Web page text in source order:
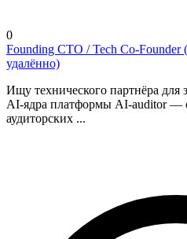
0
Founding CTO / Tech Co-
удалённо)
Ищу технического партнёра для
AI-ядра платформы AI-auditor —
аудиторских ...